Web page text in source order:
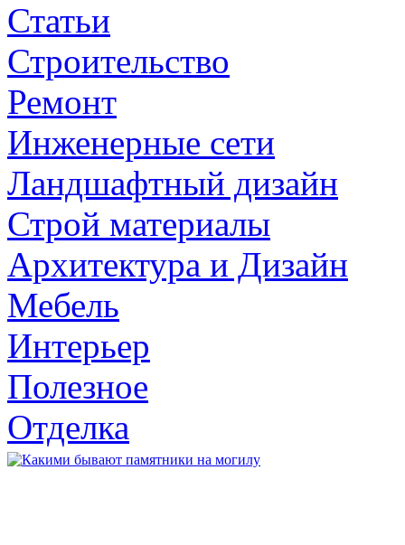
Статьи
Строительство
Ремонт
Инженерные сети
Ландшафтный дизайн
Строй материалы
Архитектура и Дизайн
Мебель
Интерьер
Полезное
Отделка